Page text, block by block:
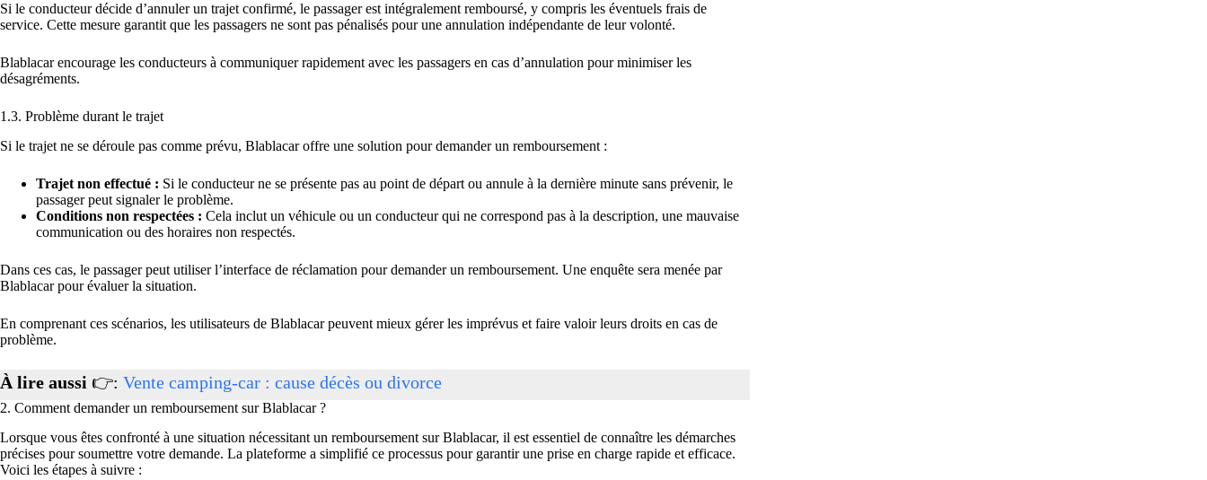
Si le conducteur décide d’annuler un trajet confirmé, le passager est intégralement remboursé, y compris les éventuels frais de
service. Cette mesure garantit que les passagers ne sont pas pénalisés pour une annulation indépendante de leur volonté.
Blablacar encourage les conducteurs à communiquer rapidement avec les passagers en cas d’annulation pour minimiser les
désagréments.
1.3. Problème durant le trajet
Si le trajet ne se déroule pas comme prévu, Blablacar offre une solution pour demander un remboursement :
Trajet non effectué : Si le conducteur ne se présente pas au point de départ ou annule à la dernière minute sans prévenir, le
passager peut signaler le problème.
Conditions non respectées : Cela inclut un véhicule ou un conducteur qui ne correspond pas à la description, une mauvaise
communication ou des horaires non respectés.
Dans ces cas, le passager peut utiliser l’interface de réclamation pour demander un remboursement. Une enquête sera menée par
Blablacar pour évaluer la situation.
En comprenant ces scénarios, les utilisateurs de Blablacar peuvent mieux gérer les imprévus et faire valoir leurs droits en cas de
problème.
À lire aussi 👉: Vente camping-car : cause décès ou divorce
2. Comment demander un remboursement sur Blablacar ?
Lorsque vous êtes confronté à une situation nécessitant un remboursement sur Blablacar, il est essentiel de connaître les démarches
précises pour soumettre votre demande. La plateforme a simplifié ce processus pour garantir une prise en charge rapide et efficace.
Voici les étapes à suivre :